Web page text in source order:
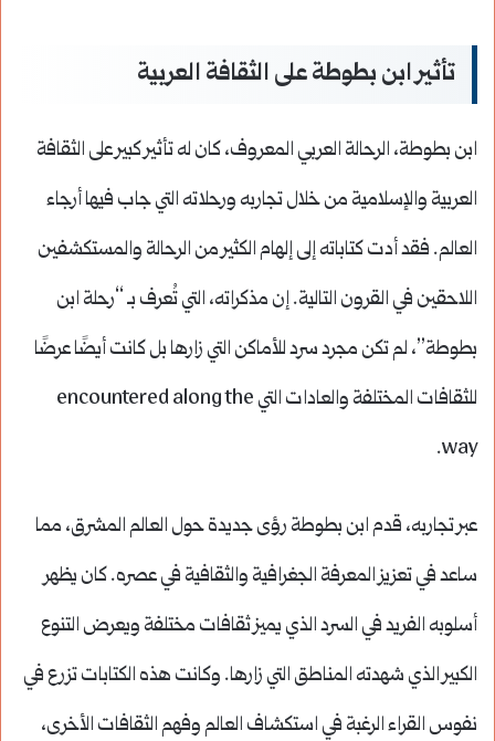
تأثير ابن بطوطة على الثقافة العربية
ابن بطوطة، الرحالة العربي المعروف، كان له تأثير كبير على الثقافة
العربية والإسلامية من خلال تجاربه ورحلاته التي جاب فيها أرجاء
العالم. فقد أدت كتاباته إلى إلهام الكثير من الرحالة والمستكشفين
اللاحقين في القرون التالية. إن مذكراته، التي تُعرف بـ “رحلة ابن
بطوطة”، لم تكن مجرد سرد للأماكن التي زارها بل كانت أيضًا عرضًا
للثقافات المختلفة والعادات التي encountered along the
way.
عبر تجاربه، قدم ابن بطوطة رؤى جديدة حول العالم المشرق، مما
ساعد في تعزيز المعرفة الجغرافية والثقافية في عصره. كان يظهر
أسلوبه الفريد في السرد الذي يميز ثقافات مختلفة ويعرض التنوع
الكبير الذي شهدته المناطق التي زارها. وكانت هذه الكتابات تزرع في
نفوس القراء الرغبة في استكشاف العالم وفهم الثقافات الأخرى،